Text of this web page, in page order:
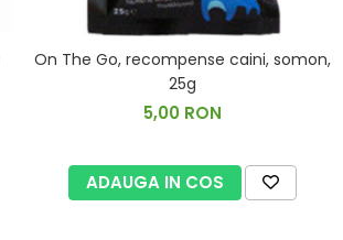
On The Go, recompense caini, somon,
25g
5,00 RON
ADAUGA IN COS